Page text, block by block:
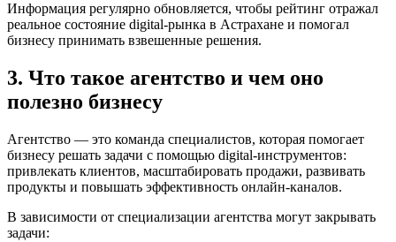
Информация регулярно обновляется, чтобы рейтинг отражал
реальное состояние digital-рынка в Астрахане и помогал
бизнесу принимать взвешенные решения.
3. Что такое агентство и чем оно
полезно бизнесу
Агентство — это команда специалистов, которая помогает
бизнесу решать задачи с помощью digital-инструментов:
привлекать клиентов, масштабировать продажи, развивать
продукты и повышать эффективность онлайн-каналов.
В зависимости от специализации агентства могут закрывать
задачи: